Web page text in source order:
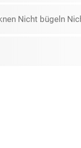
Nicht bügeln